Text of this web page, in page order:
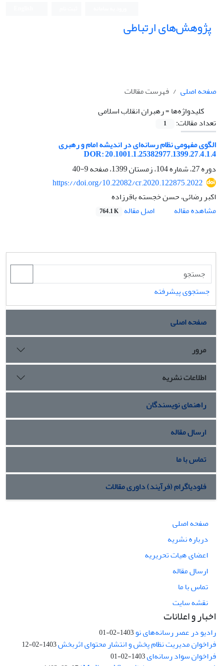
پژوهش‌های ارتباطی
صفحه اصلی
فهرست مقالات
کلیدواژه‌ها =رهبران انقلاب اسلامی
تعداد مقالات:
1
الگوی مفهومی نظام رسانه‌ای در اندیشه امام و رهبری
DOR: 20.1001.1.25382977.1399.27.4.1.4
دوره 27، شماره 104، زمستان 1399، صفحه
9-40
https://doi.org/10.22082/cr.2020.122875.2022
اکبر رضائی، حسن خجسته باقرزاده
مشاهده مقاله
اصل مقاله 764.1 K
جستجوی پیشرفته
صفحه اصلی
مرور
اطلاعات نشریه
راهنمای نویسندگان
ارسال مقاله
تماس با ما
فلودیاگرام (فرآیند) داوری مقالات
صفحه اصلی
درباره نشریه
اعضای هیات تحریریه
ارسال مقاله
تماس با ما
نقشه سایت
اخبار و اعلانات
رادیو در عصر رسانه‌های نو1403-02-01
فراخوان مدیریت نظام پخش و انتشار محتوای اثربخش1403-02-12
فراخوان سواد رسانه‌ای1403-02-01